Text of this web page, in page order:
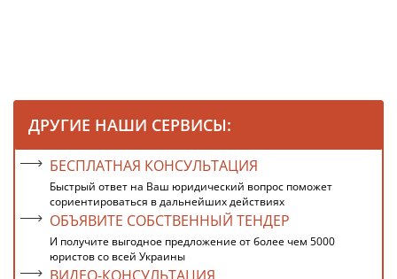
ДРУГИЕ НАШИ СЕРВИСЫ:
БЕСПЛАТНАЯ КОНСУЛЬТАЦИЯ
Быстрый ответ на Ваш юридический вопрос поможет
сориентироваться в дальнейших действиях
ОБЪЯВИТЕ СОБСТВЕННЫЙ ТЕНДЕР
И получите выгодное предложение от более чем 5000
юристов со всей Украины